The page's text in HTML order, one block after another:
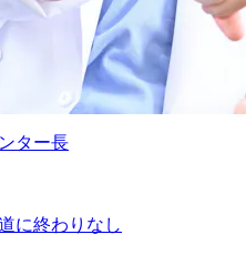
ター長
に終わりなし